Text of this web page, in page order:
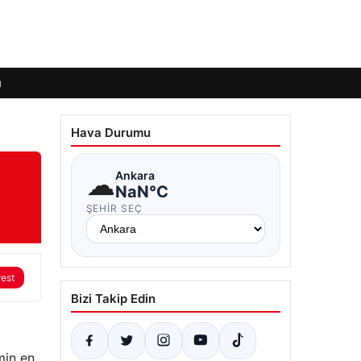
en
Hava Durumu
☁Ankara
NaN°C
ŞEHIR SEÇ
Bizi Takip Edin